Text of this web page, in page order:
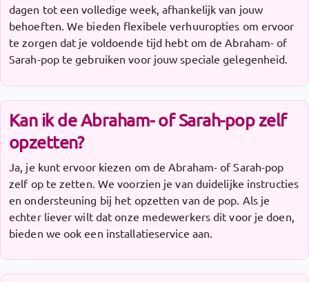
dagen tot een volledige week, afhankelijk van jouw
behoeften. We bieden flexibele verhuuropties om ervoor
te zorgen dat je voldoende tijd hebt om de Abraham- of
Sarah-pop te gebruiken voor jouw speciale gelegenheid.
Kan ik de Abraham- of Sarah-pop zelf
opzetten?
Ja, je kunt ervoor kiezen om de Abraham- of Sarah-pop
zelf op te zetten. We voorzien je van duidelijke instructies
en ondersteuning bij het opzetten van de pop. Als je
echter liever wilt dat onze medewerkers dit voor je doen,
bieden we ook een installatieservice aan.